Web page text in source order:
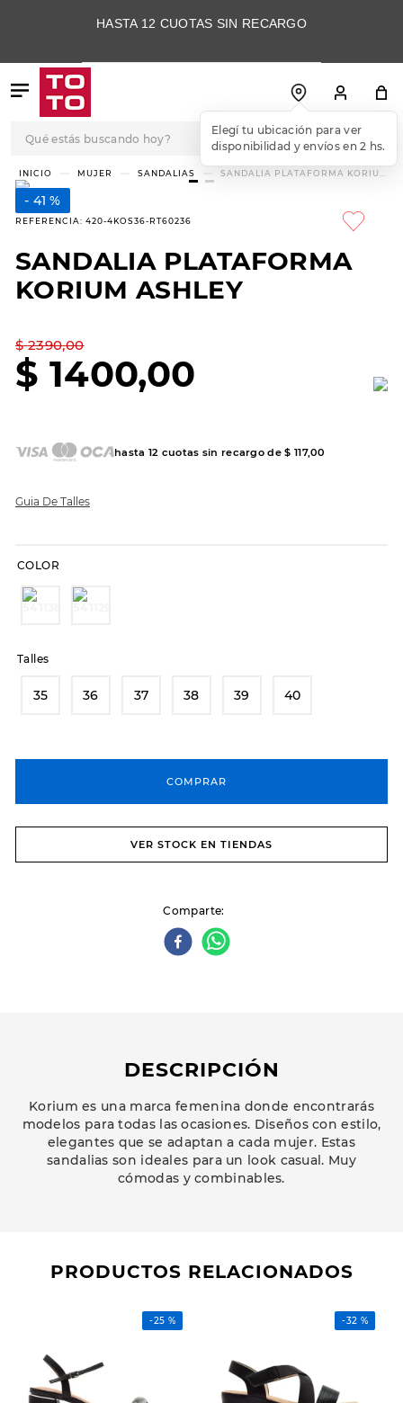
HASTA 12 CUOTAS SIN RECARGO
Elegí tu ubicación para ver
disponibilidad y envíos en 2 hs.
MUJER SANDALIAS
SANDALIA PLATAFORMA KORIUM
41 %
REFERENCIA: 420-4KOS36-RT60236
SANDALIA PLATAFORMA
KORIUM ASHLEY
$ 2390,00
$ 1400,00
hasta 12 cuotas sin recargo de$ 117,00
Guia De Talles
COLOR
Talles
35 36 37 38 39 40
COMPRAR
VER STOCK EN TIENDAS
Comparte
DESCRIPCIÓN
Korium es una marca femenina donde encontrarás
modelos para todas las ocasiones. Diseños con estilo,
elegantes que se adaptan a cada mujer. Estas
sandalias son ideales para un look casual. Muy
cómodas y combinables.
PRODUCTOS RELACIONADOS
-25 % -32 %
TÉRMINOS MÁS
BUSCADOS
3.
skechers slip-ins